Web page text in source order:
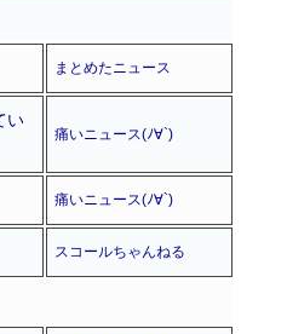
まとめたニュース
い
痛いニュース(ﾉ∀`)
痛いニュース(ﾉ∀`)
スコールちゃんねる